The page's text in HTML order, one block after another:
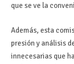
que se ve la
Además, esta
presión y análisis
innecesarias que